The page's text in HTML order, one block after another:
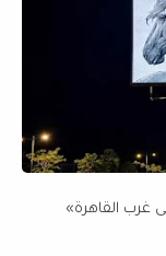
غرب القاهرة»